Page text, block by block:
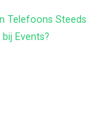
Telefoons Steeds
Events?